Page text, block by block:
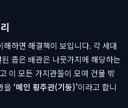
하면 해결책이 보입니다. 각 세대
좁은 배관은 나뭇가지에 해당하는
이 모든 가지관들이 모여 건물 밖
을 ‘메인 횡주관(기둥)’이라고 합니